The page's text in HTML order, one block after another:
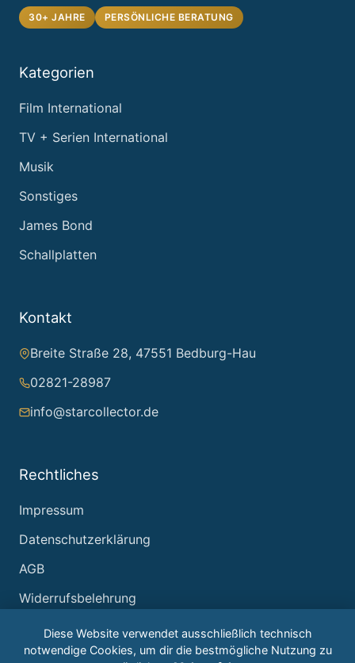
30+ JAHRE PERSÖNLICHE BERATUNG
Kategorien
Film International
TV + Serien International
Musik
Sonstiges
James Bond
Schallplatten
Kontakt
Breite Straße 28, 47551 Bedburg-Hau
02821-28987
info@starcollector.de
Rechtliches
Impressum
Datenschutzerklärung
AGB
Widerrufsbelehrung
Diese Website verwendet ausschließlich technisch
notwendige Cookies, um dir die bestmögliche Nutzung zu